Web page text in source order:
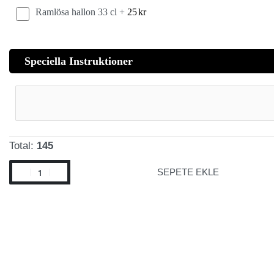
Ramlösa hallon 33 cl + 25kr
Speciella Instruktioner
Total: 145
SEPETE EKLE